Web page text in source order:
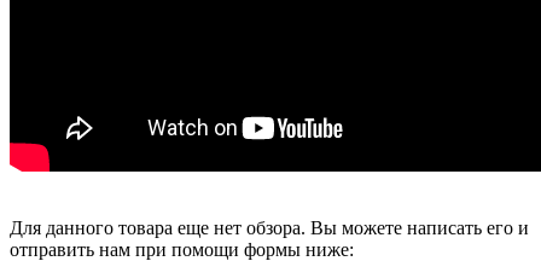
Для данного товара еще нет обзора. Вы можете написать его и
отправить нам при помощи формы ниже: